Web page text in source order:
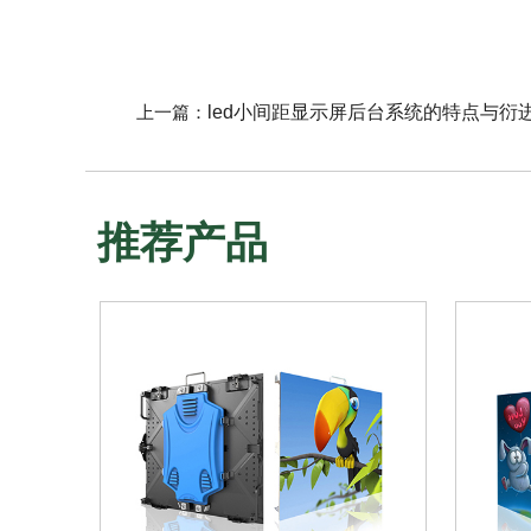
上一篇： led小间距显示屏后台系统的特点与衍
推荐产品